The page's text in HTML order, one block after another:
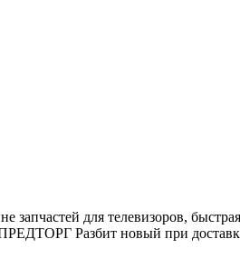
для телевизоров,
Разбит новый при